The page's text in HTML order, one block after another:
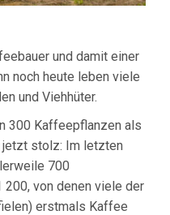
und damit einer
noch heute leben viele
und Viehhüter.
300 Kaffeepflanzen als
jetzt stolz: Im letzten
700
von denen viele der
erstmals Kaffee